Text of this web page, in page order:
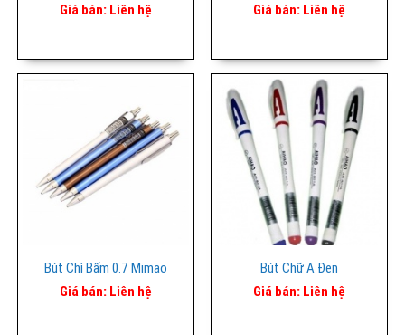
Giá bán: Liên hệ
Giá bán: Liên hệ
Bút Chì Bấm 0.7 Mimao
Giá bán: Liên hệ
Bút Chữ A Đen
Giá bán: Liên hệ